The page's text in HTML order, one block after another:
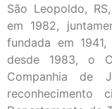
São Leopoldo,
em 1982,
fundada em
desde 1983, o
Companhia de
reconhecimento